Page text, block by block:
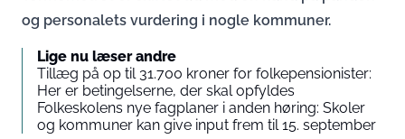
og personalets vurdering i nogle kommuner.
Lige nu læser andre
Tillæg på op til 31.700 kroner for folkepensionister:
Her er betingelserne, der skal opfyldes
Folkeskolens nye fagplaner i anden høring: Skoler
og kommuner kan give input frem til 15. september